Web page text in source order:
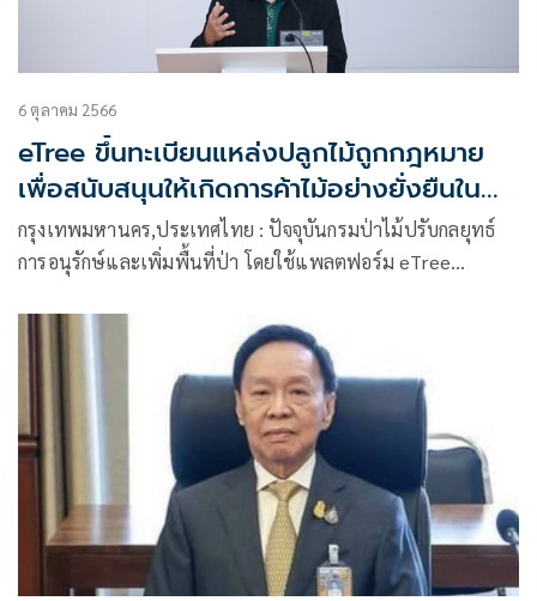
6 ตุลาคม 2566
eTree ขึ้นทะเบียนแหล่งปลูกไม้ถูกกฎหมาย
เพื่อสนับสนุนให้เกิดการค้าไม้อย่างยั่งยืนใน
ประเทศไทย
กรุงเทพมหานคร,ประเทศไทย : ปัจจุบันกรมป่าไม้ปรับกลยุทธ์
การอนุรักษ์และเพิ่มพื้นที่ป่า โดยใช้แพลตฟอร์ม eTree